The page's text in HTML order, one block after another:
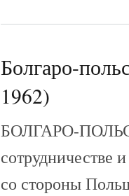
Болгаро-
1962)
БОЛГАРО-
сотрудничестве
со стороны